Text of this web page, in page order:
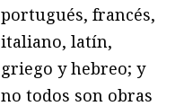
portugués, francés,
italiano, latín,
griego y hebreo; y
no todos son obras